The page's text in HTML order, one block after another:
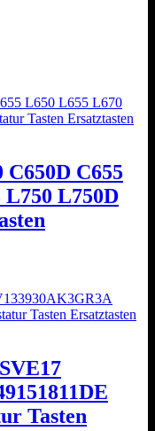
C650D C655
L750 L750D
Tasten